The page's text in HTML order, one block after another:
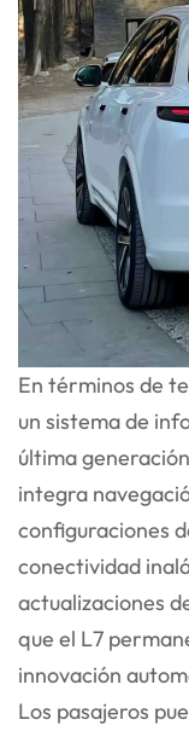
En términos de
un sistema de
última
integra
configuraciones
conectividad
actualizaciones
que el L7
innovación
Los pasajeros